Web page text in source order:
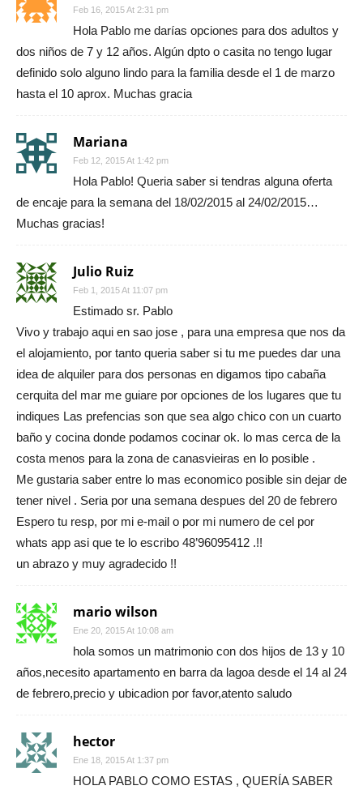
Feb 16, 2015 At 2:31 pm
Hola Pablo me darías opciones para dos adultos y
dos niños de 7 y 12 años. Algún dpto o casita no tengo lugar
definido solo alguno lindo para la familia desde el 1 de marzo
hasta el 10 aprox. Muchas gracia
Mariana
Feb 12, 2015 At 1:42 pm
Hola Pablo! Queria saber si tendras alguna oferta
de encaje para la semana del 18/02/2015 al 24/02/2015…
Muchas gracias!
Julio Ruiz
Feb 1, 2015 At 11:07 pm
Estimado sr. Pablo
Vivo y trabajo aqui en sao jose , para una empresa que nos da
el alojamiento, por tanto queria saber si tu me puedes dar una
idea de alquiler para dos personas en digamos tipo cabaña
cerquita del mar me guiare por opciones de los lugares que tu
indiques Las prefencias son que sea algo chico con un cuarto
baño y cocina donde podamos cocinar ok. lo mas cerca de la
costa menos para la zona de canasvieiras en lo posible .
Me gustaria saber entre lo mas economico posible sin dejar de
tener nivel . Seria por una semana despues del 20 de febrero
Espero tu resp, por mi e-mail o por mi numero de cel por
whats app asi que te lo escribo 48’96095412 .!!
un abrazo y muy agradecido !!
mario wilson
Ene 20, 2015 At 10:08 am
hola somos un matrimonio con dos hijos de 13 y 10
años,necesito apartamento en barra da lagoa desde el 14 al 24
de febrero,precio y ubicadion por favor,atento saludo
hector
Ene 18, 2015 At 1:37 pm
HOLA PABLO COMO ESTAS , QUERÍA SABER